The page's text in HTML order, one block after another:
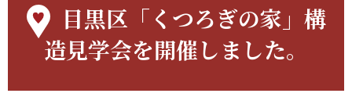
目黒区「くつろぎの家」構
造見学会を開催しました。